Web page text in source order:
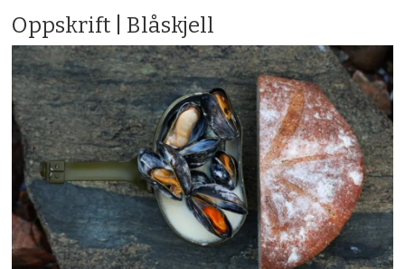
Oppskrift | Blåskjell